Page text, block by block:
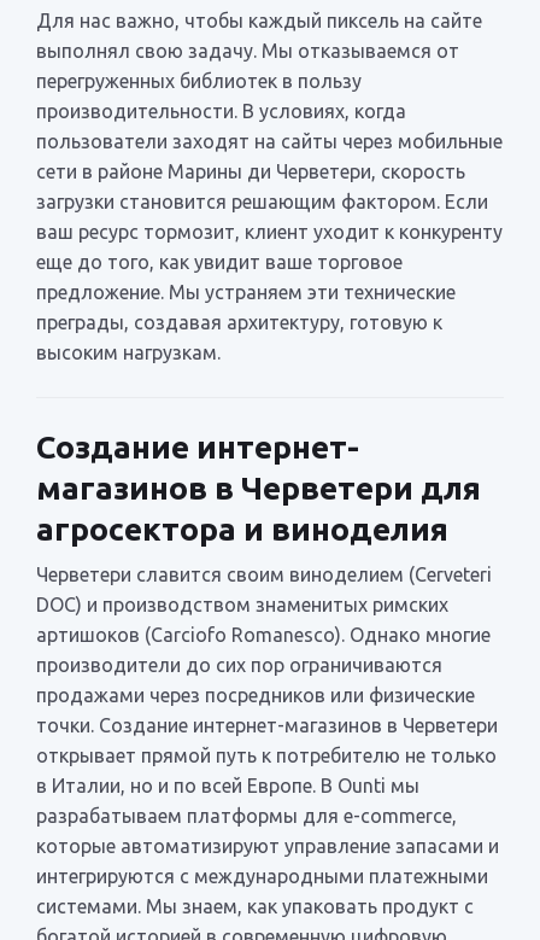
Для нас важно, чтобы каждый пиксель на сайте
выполнял свою задачу. Мы отказываемся от
перегруженных библиотек в пользу
производительности. В условиях, когда
пользователи заходят на сайты через мобильные
сети в районе Марины ди Черветери, скорость
загрузки становится решающим фактором. Если
ваш ресурс тормозит, клиент уходит к конкуренту
еще до того, как увидит ваше торговое
предложение. Мы устраняем эти технические
преграды, создавая архитектуру, готовую к
высоким нагрузкам.
Создание интернет-
магазинов в Черветери для
агросектора и виноделия
Черветери славится своим виноделием (Cerveteri
DOC) и производством знаменитых римских
артишоков (Carciofo Romanesco). Однако многие
производители до сих пор ограничиваются
продажами через посредников или физические
точки. Создание интернет-магазинов в Черветери
открывает прямой путь к потребителю не только
в Италии, но и по всей Европе. В Ounti мы
разрабатываем платформы для e-commerce,
которые автоматизируют управление запасами и
интегрируются с международными платежными
системами. Мы знаем, как упаковать продукт с